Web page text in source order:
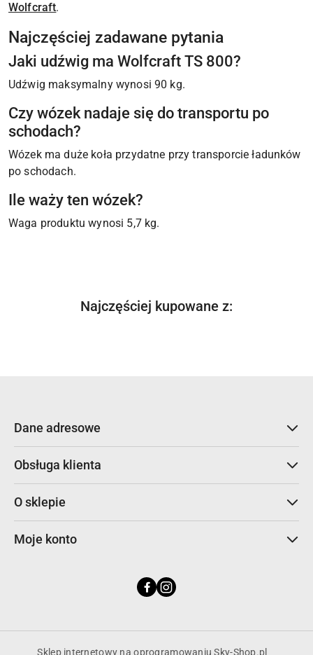
Wolfcraft.
Najczęściej zadawane pytania
Jaki udźwig ma Wolfcraft TS 800?
Udźwig maksymalny wynosi 90 kg.
Czy wózek nadaje się do transportu po
schodach?
Wózek ma duże koła przydatne przy transporcie ładunków
po schodach.
Ile waży ten wózek?
Waga produktu wynosi 5,7 kg.
Pomiń karuzelę produktów
Produkty
Najczęściej kupowane z:
Dane adresowe
Obsługa klienta
O sklepie
Moje konto
Sklep internetowy na oprogramowaniu Sky-Shop.pl